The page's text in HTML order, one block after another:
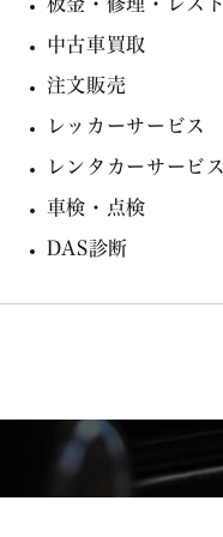
中古車買取
注文販売
レッカーサービス
レンタカーサービ
車検・点検
DAS診断